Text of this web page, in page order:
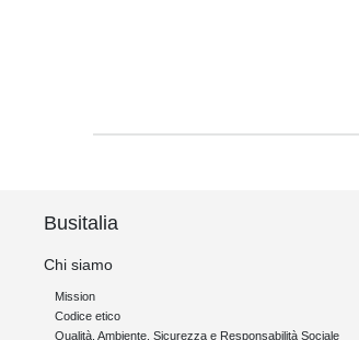
Busitalia
Chi siamo
Mission
Codice etico
Qualità, Ambiente, Sicurezza e Responsabilità Sociale